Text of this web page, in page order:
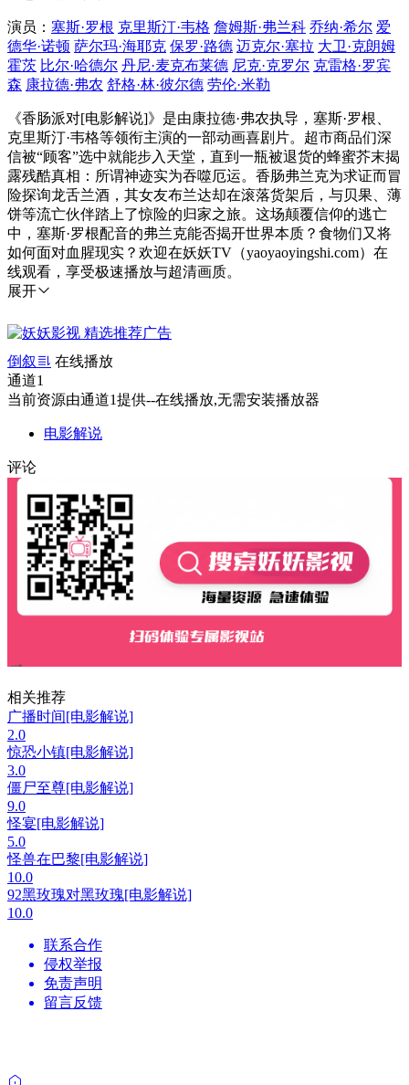
演员： 塞斯·罗根 克里斯汀·韦格 詹姆斯·弗兰科 乔纳·希尔 爱
德华·诺顿 萨尔玛·海耶克 保罗·路德 迈克尔·塞拉 大卫·克朗姆
霍茨 比尔·哈德尔 丹尼·麦克布莱德 尼克·克罗尔 克雷格·罗宾
森 康拉德·弗农 舒格·林·彼尔德 劳伦·米勒
《香肠派对[电影解说]》是由康拉德·弗农执导，塞斯·罗根、
克里斯汀·韦格等领衔主演的一部动画喜剧片。超市商品们深
信被“顾客”选中就能步入天堂，直到一瓶被退货的蜂蜜芥末揭
露残酷真相：所谓神迹实为吞噬厄运。香肠弗兰克为求证而冒
险探询龙舌兰酒，其女友布兰达却在滚落货架后，与贝果、薄
饼等流亡伙伴踏上了惊险的归家之旅。这场颠覆信仰的逃亡
中，塞斯·罗根配音的弗兰克能否揭开世界本质？食物们又将
如何面对血腥现实？欢迎在妖妖TV（yaoyaoyingshi.com）在
线观看，享受极速播放与超清画质。
展开
倒叙
在线播放
通道1
当前资源由通道1提供--在线播放,无需安装播放器
电影解说
评论
相关推荐
广播时间[电影解说]
2.0
惊恐小镇[电影解说]
3.0
僵尸至尊[电影解说]
9.0
怪宴[电影解说]
5.0
怪兽在巴黎[电影解说]
10.0
92黑玫瑰对黑玫瑰[电影解说]
10.0
联系合作
侵权举报
免责声明
留言反馈